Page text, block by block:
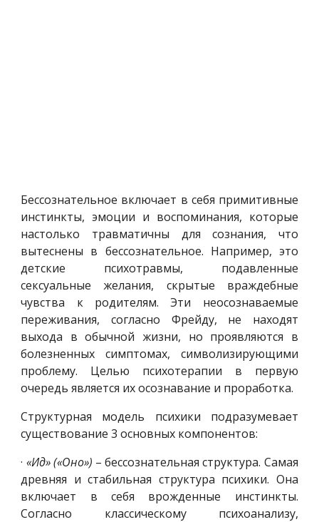
Бессознательное включает в себя примитивные
инстинкты, эмоции и воспоминания, которые
настолько травматичны для сознания, что
вытеснены в бессознательное. Например, это
детские психотравмы, подавленные
сексуальные желания, скрытые враждебные
чувства к родителям. Эти неосознаваемые
переживания, согласно Фрейду, не находят
выхода в обычной жизни, но проявляются в
болезненных симптомах, символизирующими
проблему. Целью психотерапии в первую
очередь является их осознавание и проработка.
Структурная модель психики подразумевает
существование 3 основных компонентов:
· «Ид» («Оно») – бессознательная структура. Самая
древняя и стабильная структура психики. Она
включает в себя врожденные инстинкты.
Согласно классическому психоанализу,